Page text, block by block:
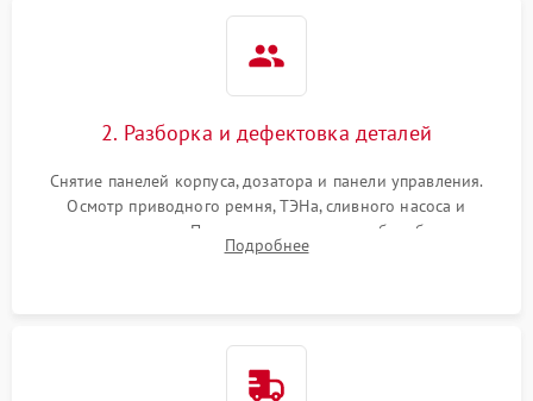
2. Разборка и дефектовка деталей
Снятие панелей корпуса, дозатора и панели управления.
Осмотр приводного ремня, ТЭНа, сливного насоса и
амортизаторов. Проверка подшипников барабана и
крестовины на износ, а манжеты люка на разрывы.
Подробнее